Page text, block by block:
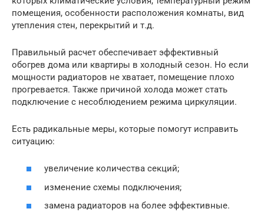
помещения, особенности расположения комнаты, вид
утепления стен, перекрытий и т.д.
Правильный расчет обеспечивает эффективный
обогрев дома или квартиры в холодный сезон. Но если
мощности радиаторов не хватает, помещение плохо
прогревается. Также причиной холода может стать
подключение с несоблюдением режима циркуляции.
Есть радикальные меры, которые помогут исправить
ситуацию:
увеличение количества секций;
изменение схемы подключения;
замена радиаторов на более эффективные.